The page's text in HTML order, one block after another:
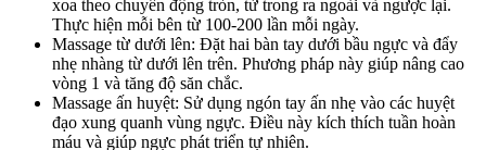
xoa theo chuyển động tròn, từ trong ra ngoài và ngược lại.
Thực hiện mỗi bên từ 100-200 lần mỗi ngày.
Massage từ dưới lên: Đặt hai bàn tay dưới bầu ngực và đẩy
nhẹ nhàng từ dưới lên trên. Phương pháp này giúp nâng cao
vòng 1 và tăng độ săn chắc.
Massage ấn huyệt: Sử dụng ngón tay ấn nhẹ vào các huyệt
đạo xung quanh vùng ngực. Điều này kích thích tuần hoàn
máu và giúp ngực phát triển tự nhiên.